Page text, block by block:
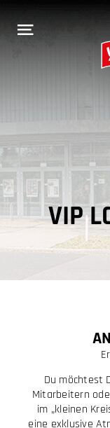
Inhalt
springen
VIP
Du möchtest
Mitarbeitern
im „kleinen
eine exklusive